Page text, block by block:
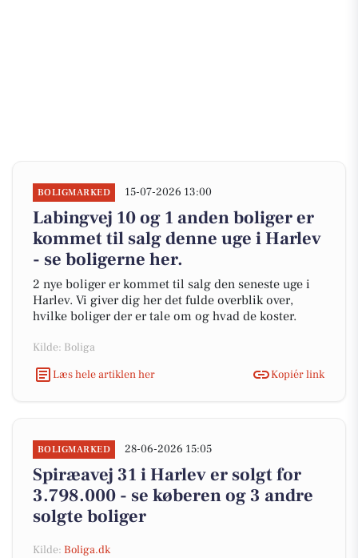
BOLIGMARKED 15-07-2026 13:00
Labingvej 10 og 1 anden boliger er
kommet til salg denne uge i Harlev
- se boligerne her.
2 nye boliger er kommet til salg den seneste uge i
Harlev. Vi giver dig her det fulde overblik over,
hvilke boliger der er tale om og hvad de koster.
Kilde: Boliga
Læs hele artiklen her
Kopiér link
BOLIGMARKED 28-06-2026 15:05
Spiræavej 31 i Harlev er solgt for
3.798.000 - se køberen og 3 andre
solgte boliger
Kilde: Boliga.dk